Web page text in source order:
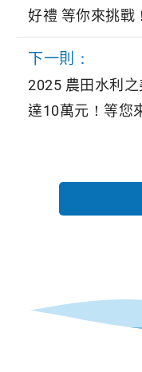
好禮 等你來挑戰！
下一則：
2025 農田水利
達10萬元！等您